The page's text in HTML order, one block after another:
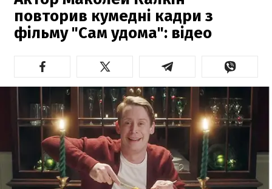
повторив кумедні кадри з
фільму "Сам удома": відео